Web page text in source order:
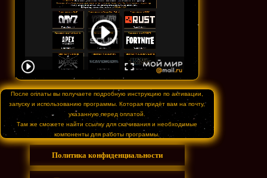
После оплаты вы получаете подробную инструкцию по активации,
запуску и использованию программы. Которая придёт вам на почту,
указанную перед оплатой.
Там же сможете найти ссылку для скачивания и необходимые
компоненты для работы программы.
Политика конфиденциальности